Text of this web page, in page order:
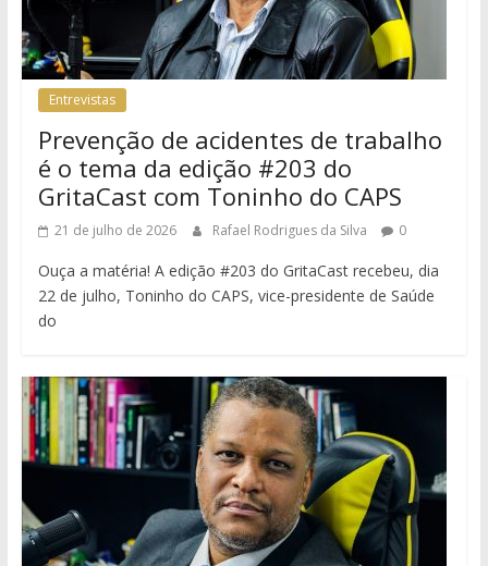
Entrevistas
Prevenção de acidentes de trabalho
é o tema da edição #203 do
GritaCast com Toninho do CAPS
21 de julho de 2026 Rafael Rodrigues da Silva 0
Ouça a matéria! A edição #203 do GritaCast recebeu, dia
22 de julho, Toninho do CAPS, vice-presidente de Saúde
do